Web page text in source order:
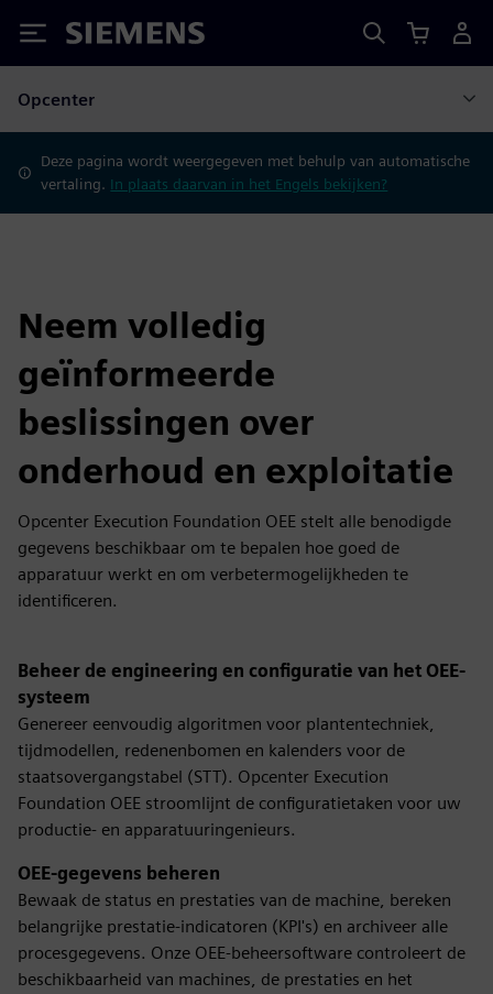
Siemens
Opcenter
Deze pagina wordt weergegeven met behulp van automatische
vertaling. In plaats daarvan in het Engels bekijken?
Neem volledig
geïnformeerde
beslissingen over
onderhoud en exploitatie
Opcenter Execution Foundation OEE stelt alle benodigde
gegevens beschikbaar om te bepalen hoe goed de
apparatuur werkt en om verbetermogelijkheden te
identificeren.
Beheer de engineering en configuratie van het OEE-
systeem
Genereer eenvoudig algoritmen voor plantentechniek,
tijdmodellen, redenenbomen en kalenders voor de
staatsovergangstabel (STT). Opcenter Execution
Foundation OEE stroomlijnt de configuratietaken voor uw
productie- en apparatuuringenieurs.
OEE-gegevens beheren
Bewaak de status en prestaties van de machine, bereken
belangrijke prestatie-indicatoren (KPI's) en archiveer alle
procesgegevens. Onze OEE-beheersoftware controleert de
beschikbaarheid van machines, de prestaties en het